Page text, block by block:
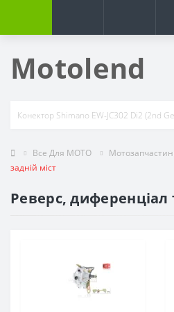
Motolend
Все Для МОТО
задній міст
Реверс, диференціал